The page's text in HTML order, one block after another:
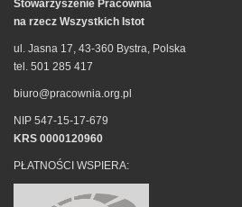
Stowarzyszenie Pracownia
na rzecz Wszystkich Istot
ul. Jasna 17, 43-360 Bystra, Polska
tel. 501 285 417
biuro@pracownia.org.pl
NIP 547-15-17-679
KRS 0000120960
PŁATNOŚCI WSPIERA: